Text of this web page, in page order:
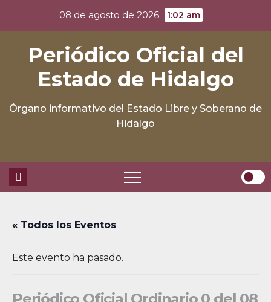
08 de agosto de 2026 1:02 am
Periódico Oficial del
Estado de Hidalgo
Órgano informativo del Estado Libre y Soberano de
Hidalgo
« Todos los Eventos
Este evento ha pasado.